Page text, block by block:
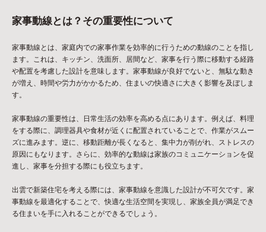
家事動線とは？その重要性について
家事動線とは、家庭内での家事作業を効率的に行うための動線のことを指し
ます。これは、キッチン、洗面所、居間など、家事を行う際に移動する経路
や配置を考慮した設計を意味します。家事動線が良好でないと、無駄な動き
が増え、時間や労力がかかるため、住まいの快適さに大きく影響を及ぼしま
す。
家事動線の重要性は、日常生活の効率を高める点にあります。例えば、料理
をする際に、調理器具や食材が近くに配置されていることで、作業がスムー
ズに進みます。逆に、移動距離が長くなると、集中力が削がれ、ストレスの
原因にもなります。さらに、効率的な動線は家族のコミュニケーションを促
進し、家事を分担する際にも役立ちます。
出雲で新築住宅を考える際には、家事動線を意識した設計が不可欠です。家
事動線を最適化することで、快適な生活空間を実現し、家族全員が満足でき
る住まいを手に入れることができるでしょう。